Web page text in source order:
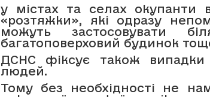
у містах та селах окупанти
«розтяжки», які одразу
можуть застосовувати
багатоповерховий будинок
ДСНС фіксує також випадки
людей.
Тому без необхідності не